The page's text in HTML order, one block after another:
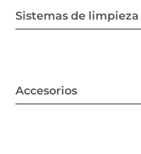
Sistemas de limpieza
Accesorios